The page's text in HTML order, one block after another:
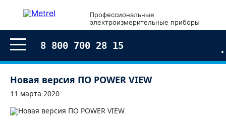
Профессиональные
электроизмерительные приборы
8 800 700 28 15
Новая версия ПО POWER VIEW
11 марта 2020